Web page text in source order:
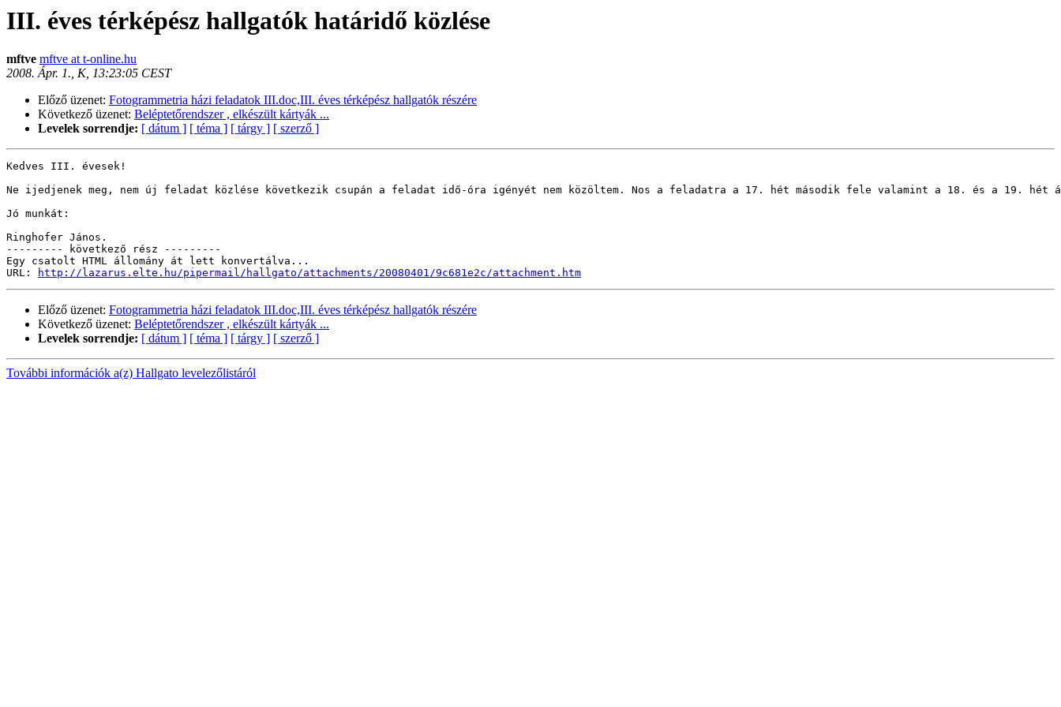
III. éves térképész hallgatók határidő közlése
mftve mftve at t-online.hu
2008. Ápr. 1., K, 13:23:05 CEST
Előző üzenet: Fotogrammetria házi feladatok III.doc,III. éves térképész hallgatók részére
Következő üzenet: Beléptetőrendszer , elkészült kártyák ...
Levelek sorrendje: [ dátum ] [ téma ] [ tárgy ] [ szerző ]
Kedves III. évesek!
Ne ijedjenek meg, nem új feladat közlése következik csupán a feladat idő-óra igényét nem közöltem. Nos a feladatra a 17. hét második fele valamint a 18. és a 19.
Jó munkát:
Ringhofer János.
--------- következő rész ---------
Egy csatolt HTML állomány át lett konvertálva...
URL:
http://lazarus.elte.hu/pipermail/hallgato/attachments/20080401/9c681e2c/attachment.htm
Előző üzenet: Fotogrammetria házi feladatok III.doc,III. éves térképész hallgatók részére
Következő üzenet: Beléptetőrendszer , elkészült kártyák ...
Levelek sorrendje: [ dátum ] [ téma ] [ tárgy ] [ szerző ]
További információk a(z) Hallgato levelezőlistáról